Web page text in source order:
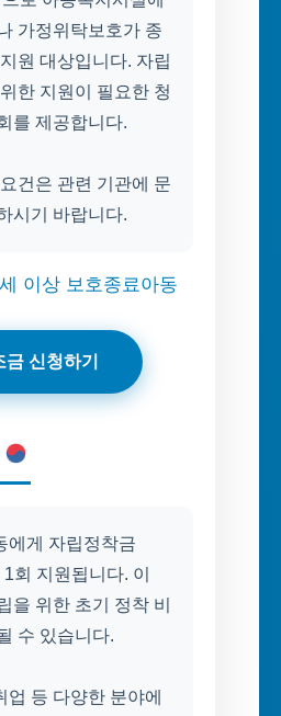
가정위탁보호가 종
원 대상입니다. 자립
한 지원이 필요한 청
를 제공합니다.
건은 관련 기관에 문
시기 바랍니다.
이상 보호종료아동
금 신청하기
에게 자립정착금
회 지원됩니다. 이
을 위한 초기 정착 비
수 있습니다.
업 등 다양한 분야에